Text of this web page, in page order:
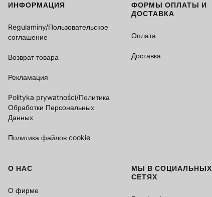
Footer menu
ИНФОРМАЦИЯ
Regulaminy/Пользовательское
соглашение
Возврат товара
Рекламация
Polityka prywatności/Политика
Обработки Персональных
Данных
Политика файлов cookie
ФОРМЫ ОПЛАТЫ И
ДОСТАВКА
Оплата
Доставка
О НАС
О фирме
МЫ В СОЦИАЛЬНЫХ
СЕТЯХ